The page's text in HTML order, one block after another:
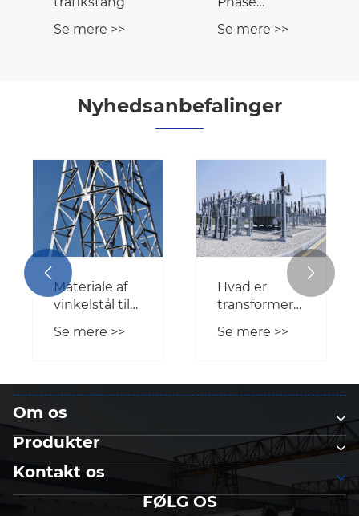
Nyhedsanbefalinger
Hvorfor er
spændingstårnet
vigtigt for
moderne
krafttransmissionssystemer?
Se mere >>
Hvordan kan
Steel Pipe
Telecom
Tower
transformere
moderne
Se mere >>
 
Om os
Produkter
Kontakt os
FØLG OS